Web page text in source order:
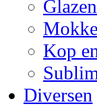
Glazen
Kop
Diversen